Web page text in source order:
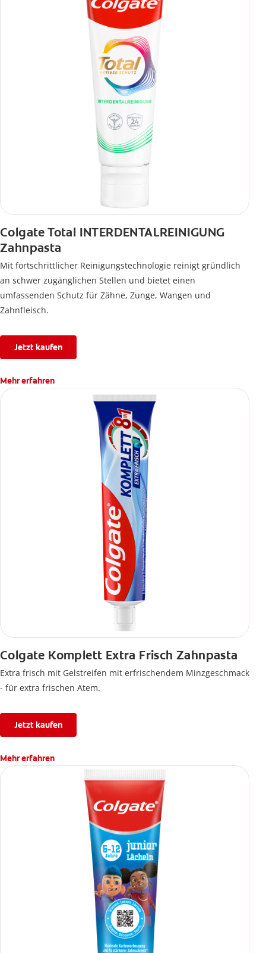
Colgate Total INTERDENTALREINIGUNG
Zahnpasta
Mit fortschrittlicher Reinigungstechnologie reinigt gründlich
an schwer zugänglichen Stellen und bietet einen
umfassenden Schutz für Zähne, Zunge, Wangen und
Zahnfleisch.
Jetzt kaufen
Mehr erfahren
Colgate Komplett Extra Frisch Zahnpasta
Extra frisch mit Gelstreifen mit erfrischendem Minzgeschmack
- für extra frischen Atem.
Jetzt kaufen
Mehr erfahren